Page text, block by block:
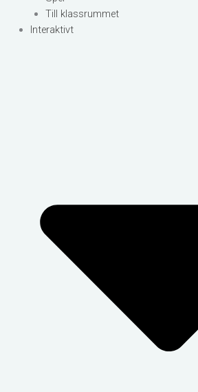
Till klassrummet
Interaktivt